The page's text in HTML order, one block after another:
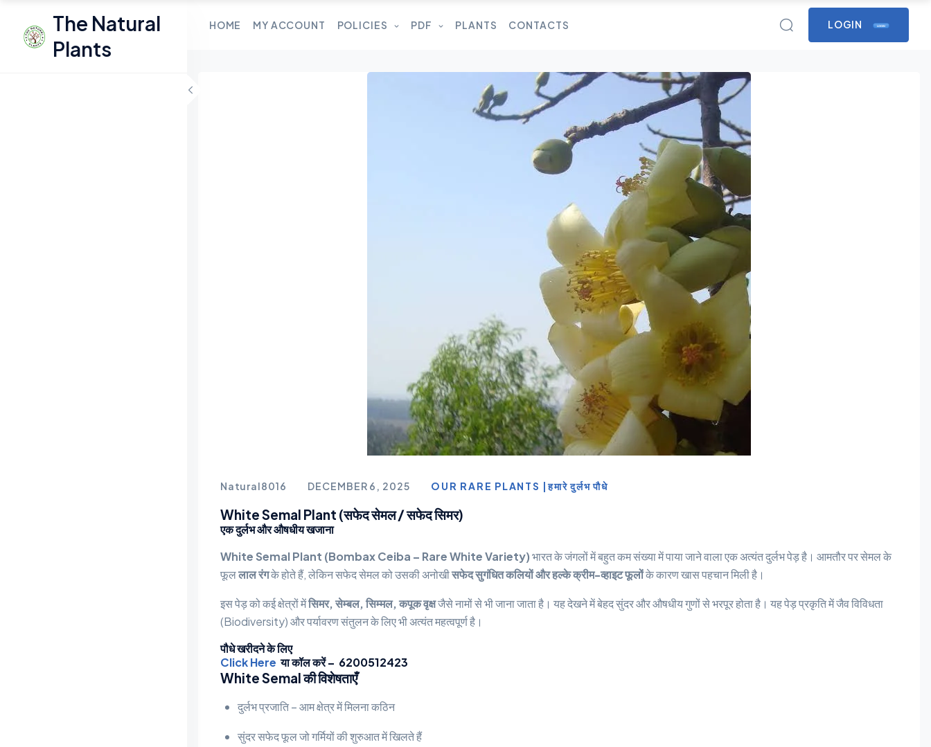
The Natural
Plants
HOME MY ACCOUNT POLICIES PDF PLANTS CONTACTS LOGIN LOGIN
Natural8016 DECEMBER 6, 2025 OUR RARE PLANTS |हमारे दुर्लभ पौधे
White Semal Plant (सफेद सेमल / सफेद सिमर)
एक दुर्लभ और औषधीय खजाना
White Semal Plant (Bombax Ceiba – Rare White Variety)भारत के जंगलों में बहुत कम संख्या में पाया जाने वाला एक अत्यंत दुर्लभ पेड़ है। आमतौर पर सेमल के
फूललाल रंगके होते हैं, लेकिन सफेद सेमल को उसकी अनोखीसफेद सुगंधित कलियों और हल्के क्रीम-व्हाइट फूलोंके कारण खास पहचान मिली है।
इस पेड़ को कई क्षेत्रों मेंसिमर, सेम्बल, सिम्मल, कपूक वृक्षजैसे नामों से भी जाना जाता है। यह देखने में बेहद सुंदर और औषधीय गुणों से भरपूर होता है। यह पेड़ प्रकृति में जैव विविधता
(Biodiversity) और पर्यावरण संतुलन के लिए भी अत्यंत महत्वपूर्ण है।
पौधे खरीदने के लिए
Click Here या कॉल करें – 6200512423
White Semal की विशेषताएँ
दुर्लभ प्रजाति – आम क्षेत्र में मिलना कठिन
सुंदर सफेद फूल जो गर्मियों की शुरुआत में खिलते हैं